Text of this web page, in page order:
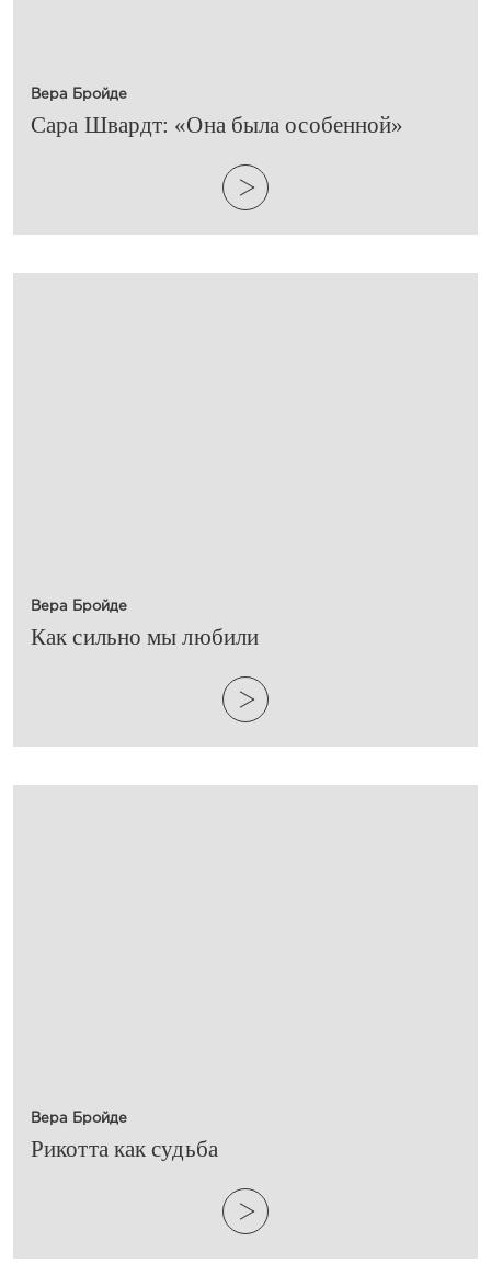
Вера Бройде
​Сара Швардт: «Она была особенной»
Вера Бройде
​Как сильно мы любили
Вера Бройде
Рикотта как судьба